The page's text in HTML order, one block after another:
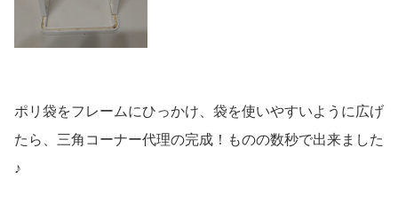
ポリ袋をフレームにひっかけ、袋を使いやすいように広げ
たら、三角コーナー代理の完成！ものの数秒で出来ました
♪